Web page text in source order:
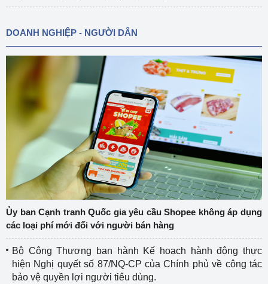
DOANH NGHIỆP - NGƯỜI DÂN
Ủy ban Cạnh tranh Quốc gia yêu cầu Shopee không áp dụng
các loại phí mới đối với người bán hàng
Bộ Công Thương ban hành Kế hoạch hành động thực
hiện Nghị quyết số 87/NQ-CP của Chính phủ về công tác
bảo vệ quyền lợi người tiêu dùng.